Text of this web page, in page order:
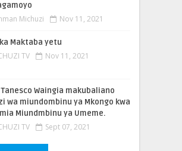
Michuzi Nov 11, 2021
Maktaba yetu
TV Nov 11, 2021
Tanesco Waingia makubaliano
wa miundombinu ya Mkongo kwa
Miundmbinu ya Umeme.
TV Sept 07, 2021